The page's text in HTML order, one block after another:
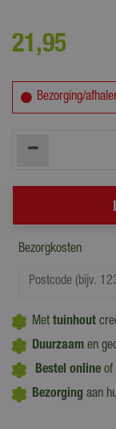
21,95
Bezorging/
Bezorgkosten
Met tuinhout
Duurzaam en
Bestel online of
Bezorging aan